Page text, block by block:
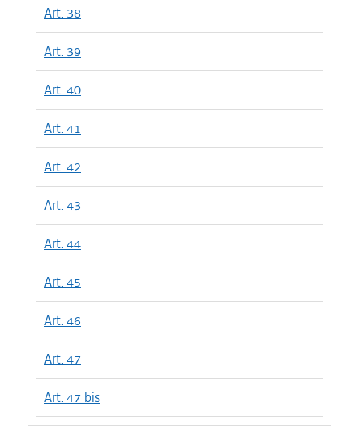
Art. 38
Art. 39
Art. 40
Art. 41
Art. 42
Art. 43
Art. 44
Art. 45
Art. 46
Art. 47
Art. 47 bis